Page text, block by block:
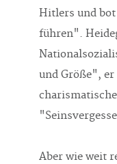
Hitlers und
führen".
und Größe",
Aber wie weit